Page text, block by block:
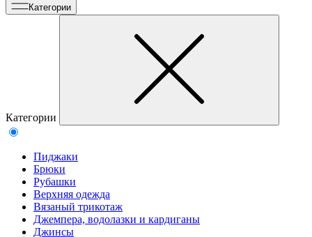
Категории
Категории
Пиджаки
Брюки
Рубашки
Верхняя одежда
Вязаный трикотаж
Джемпера, водолазки и кардиганы
Джинсы